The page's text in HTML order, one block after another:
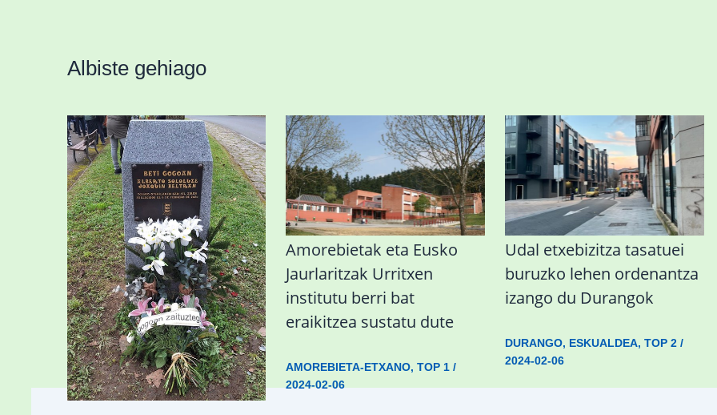
Albiste gehiago
«Azkenengo 40 urteetan
Zaldibar jo zuen
ingurumen-
hondamendirik larriena»
ESKUALDEA,ZALDIBAR/2024-02-
06
Amorebietak eta Eusko
Jaurlaritzak Urritxen
institutu berri bat
eraikitzea sustatu dute
AMOREBIETA-ETXANO,TOP 1 /
2024-02-06
Udal etxebizitza tasatuei
buruzko lehen ordenantza
izango du Durangok
DURANGO, ESKUALDEA,TOP 2 /
2024-02-06